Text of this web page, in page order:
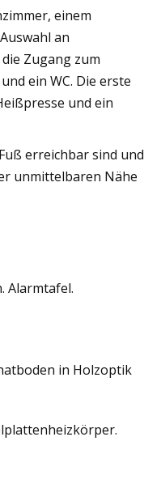
einem
an
Zugang zum
ein WC. Die erste
und ein
erreichbar sind und
unmittelbaren Nähe
Alarmtafel.
in Holzoptik